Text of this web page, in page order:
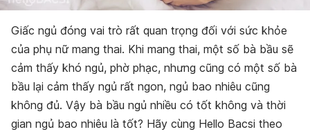
Giấc ngủ đóng vai trò rất quan trọng đối với sức khỏe
của phụ nữ mang thai. Khi mang thai, một số bà bầu sẽ
cảm thấy khó ngủ, phờ phạc, nhưng cũng có một số bà
bầu lại cảm thấy ngủ rất ngon, ngủ bao nhiêu cũng
không đủ. Vậy bà bầu ngủ nhiều có tốt không và thời
gian ngủ bao nhiêu là tốt? Hãy cùng Hello Bacsi theo